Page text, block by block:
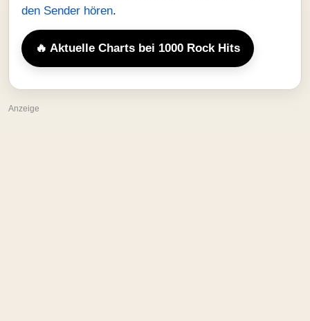
den Sender hören.
🔥 Aktuelle Charts bei 1000 Rock Hits
Anzeige